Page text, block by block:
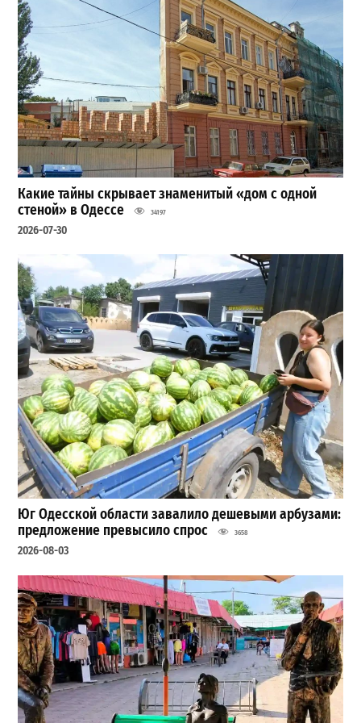
Какие тайны скрывает знаменитый «дом с одной
стеной» в Одессе
34197
2026-07-30
Юг Одесской области завалило дешевыми арбузами:
предложение превысило спрос
3658
2026-08-03